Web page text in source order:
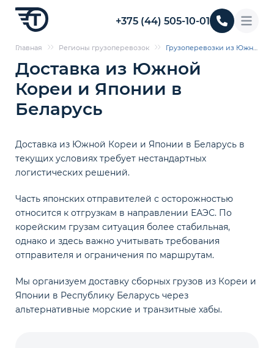
Главная Регионы грузоперевозок Грузоперевозки из Южной Кореи и Японии
Доставка из Южной
Кореи и Японии в
Беларусь
Доставка из Южной Кореи и Японии в Беларусь в
текущих условиях требует нестандартных
логистических решений.
Часть японских отправителей с осторожностью
относится к отгрузкам в направлении ЕАЭС. По
корейским грузам ситуация более стабильная,
однако и здесь важно учитывать требования
отправителя и ограничения по маршрутам.
Мы организуем доставку сборных грузов из Кореи и
Японии в Республику Беларусь через
альтернативные морские и транзитные хабы.
+375 (44) 505-10-01